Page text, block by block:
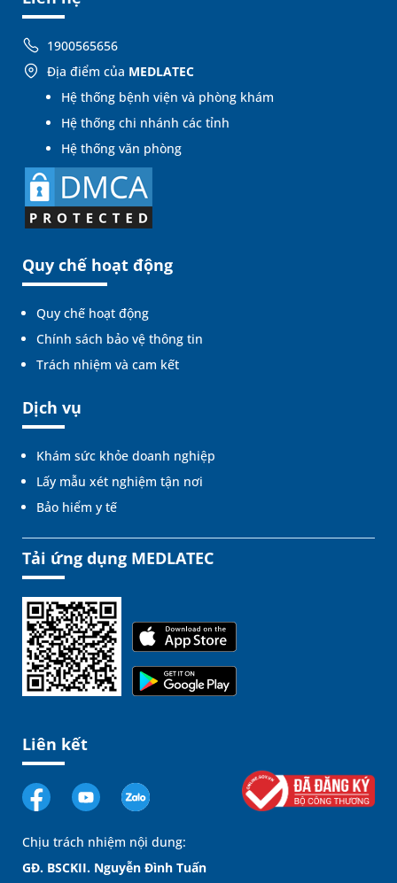
1900565656
Địa điểm của MEDLATEC
Hệ thống bệnh viện và phòng khám
Hệ thống chi nhánh các tỉnh
Hệ thống văn phòng
Quy chế hoạt động
Quy chế hoạt động
Chính sách bảo vệ thông tin
Trách nhiệm và cam kết
Dịch vụ
Khám sức khỏe doanh nghiệp
Lấy mẫu xét nghiệm tận nơi
Bảo hiểm y tế
Tải ứng dụng MEDLATEC
Liên kết
Chịu trách nhiệm nội dung:
GĐ. BSCKII. Nguyễn Đình Tuấn